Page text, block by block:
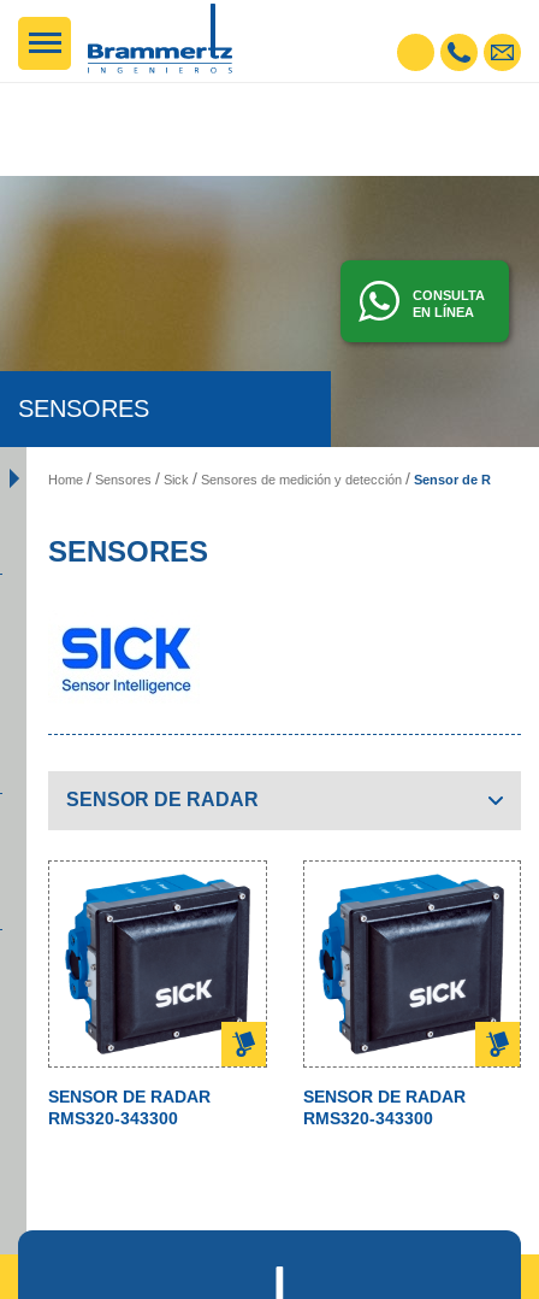
CONSULTA
EN LÍNEA
SENSORES
Home Sensores Sick Sensores de medición y detección Sensor de Radar
SENSORES
SENSOR DE RADAR
SENSOR DE RADAR
RMS320-343300
SENSOR DE RADAR
RMS320-343300